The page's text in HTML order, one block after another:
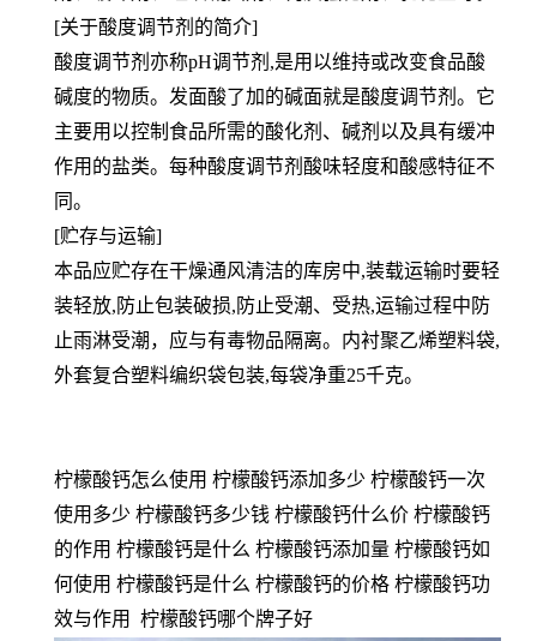
[关于酸度调节剂的简介]
酸度调节剂亦称pH调节剂,是用以维持或改变食品酸
碱度的物质。发面酸了加的碱面就是酸度调节剂。它
主要用以控制食品所需的酸化剂、碱剂以及具有缓冲
作用的盐类。每种酸度调节剂酸味轻度和酸感特征不
同。
[贮存与运输]
本品应贮存在干燥通风清洁的库房中,装载运输时要轻
装轻放,防止包装破损,防止受潮、受热,运输过程中防
止雨淋受潮，应与有毒物品隔离。内衬聚乙烯塑料袋,
外套复合塑料编织袋包装,每袋净重25千克。
柠檬酸钙怎么使用 柠檬酸钙添加多少 柠檬酸钙一次
使用多少 柠檬酸钙多少钱 柠檬酸钙什么价 柠檬酸钙
的作用 柠檬酸钙是什么 柠檬酸钙添加量 柠檬酸钙如
何使用 柠檬酸钙是什么 柠檬酸钙的价格 柠檬酸钙功
效与作用 柠檬酸钙哪个牌子好